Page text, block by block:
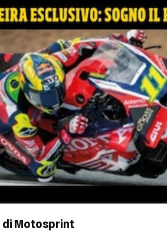
di Motosprint